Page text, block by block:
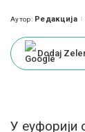
Posted
Аутор: Редакција
Dodaj
У еуфорији